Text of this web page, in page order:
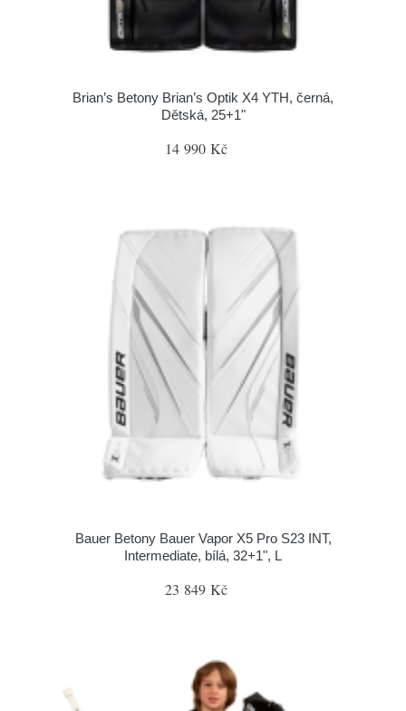
Brian’s Betony Brian’s Optik X4 YTH, černá,
Dětská, 25+1"
14 990 Kč
Bauer Betony Bauer Vapor X5 Pro S23 INT,
Intermediate, bílá, 32+1", L
23 849 Kč